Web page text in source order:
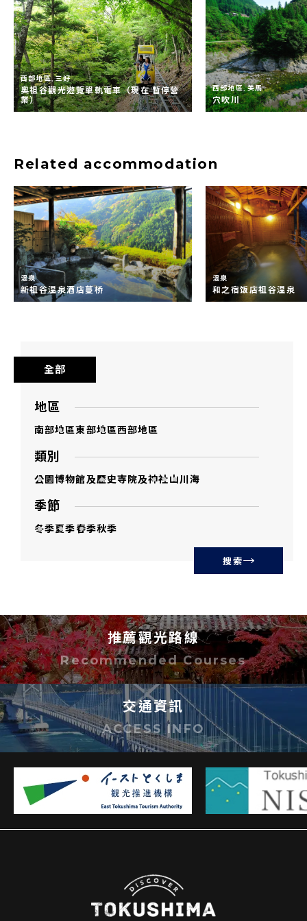
西部地區, 三好
奧祖谷觀光遊覽單軌電車（現在 暫停營
業）
西部地區, 美馬
穴吹川
Related accommodation
温泉
新祖谷温泉酒店蔓桥
温泉
和之宿饭店祖谷温泉
全部
地區
南部地區東部地區西部地區
類別
公園博物館及歷史寺院及神社山川海
季節
冬季夏季春季秋季
搜索
推薦觀光路線
Recommended Courses
交通資訊
ACCESS INFO